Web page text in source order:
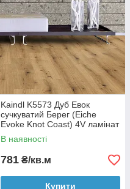
Kaindl K5573 Дуб Евок
сучкуватий Берег (Eiche
Evoke Knot Coast) 4V ламінат
В наявності
781 ₴/кв.м
Купити